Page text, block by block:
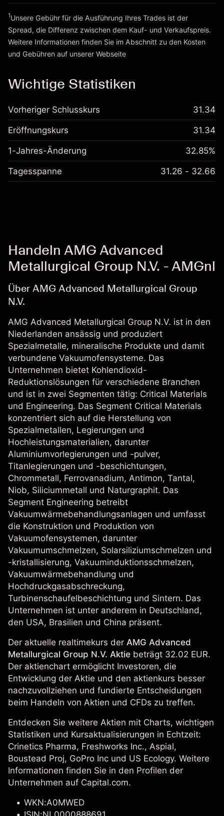
Geld aus Hebelwirkung ~ $€19,000.00
Zur Plattform
1Unsere Gebühr für die Ausführung Ihres Trades ist der
Spread, die Differenz zwischen dem Kauf- und Verkaufspreis.
Weitere Informationen finden Sie im Abschnitt zu den Kosten
und Gebühren auf unserer Webseite
Wichtige Statistiken
Vorheriger Schlusskurs 31.34
Eröffnungskurs 31.34
1-Jahres-Änderung 32.85%
Tagesspanne 31.26 - 32.66
Handeln AMG Advanced
Metallurgical Group N.V. - AMGnl
Über AMG Advanced Metallurgical Group
N.V.
AMG Advanced Metallurgical Group N.V. ist in den
Niederlanden ansässig und produziert
Spezialmetalle, mineralische Produkte und damit
verbundene Vakuumofensysteme. Das
Unternehmen bietet Kohlendioxid-
Reduktionslösungen für verschiedene Branchen
und ist in zwei Segmenten tätig: Critical Materials
und Engineering. Das Segment Critical Materials
konzentriert sich auf die Herstellung von
Spezialmetallen, Legierungen und
Hochleistungsmaterialien, darunter
Aluminiumvorlegierungen und -pulver,
Titanlegierungen und -beschichtungen,
Chrommetall, Ferrovanadium, Antimon, Tantal,
Niob, Siliciummetall und Naturgraphit. Das
Segment Engineering betreibt
Vakuumwärmebehandlungsanlagen und umfasst
die Konstruktion und Produktion von
Vakuumofensystemen, darunter
Vakuumumschmelzen, Solarsiliziumschmelzen und
-kristallisierung, Vakuuminduktionsschmelzen,
Vakuumwärmebehandlung und
Hochdruckgasabschreckung,
Turbinenschaufelbeschichtung und Sintern. Das
Unternehmen ist unter anderem in Deutschland,
den USA, Brasilien und China präsent.
Der aktuelle realtimekurs der AMG Advanced
Metallurgical Group N.V. Aktie beträgt 32.02 EUR.
Der aktienchart ermöglicht Investoren, die
Entwicklung der Aktie und den aktienkurs besser
nachzuvollziehen und fundierte Entscheidungen
beim Handeln von Aktien und CFDs zu treffen.
Entdecken Sie weitere Aktien mit Charts, wichtigen
Statistiken und Kursaktualisierungen in Echtzeit:
Crinetics Pharma, Freshworks Inc., Aspial,
Boustead Proj, GoPro Inc und US Ecology. Weitere
Informationen finden Sie in den Profilen der
Unternehmen auf Capital.com.
WKN:A0MWED